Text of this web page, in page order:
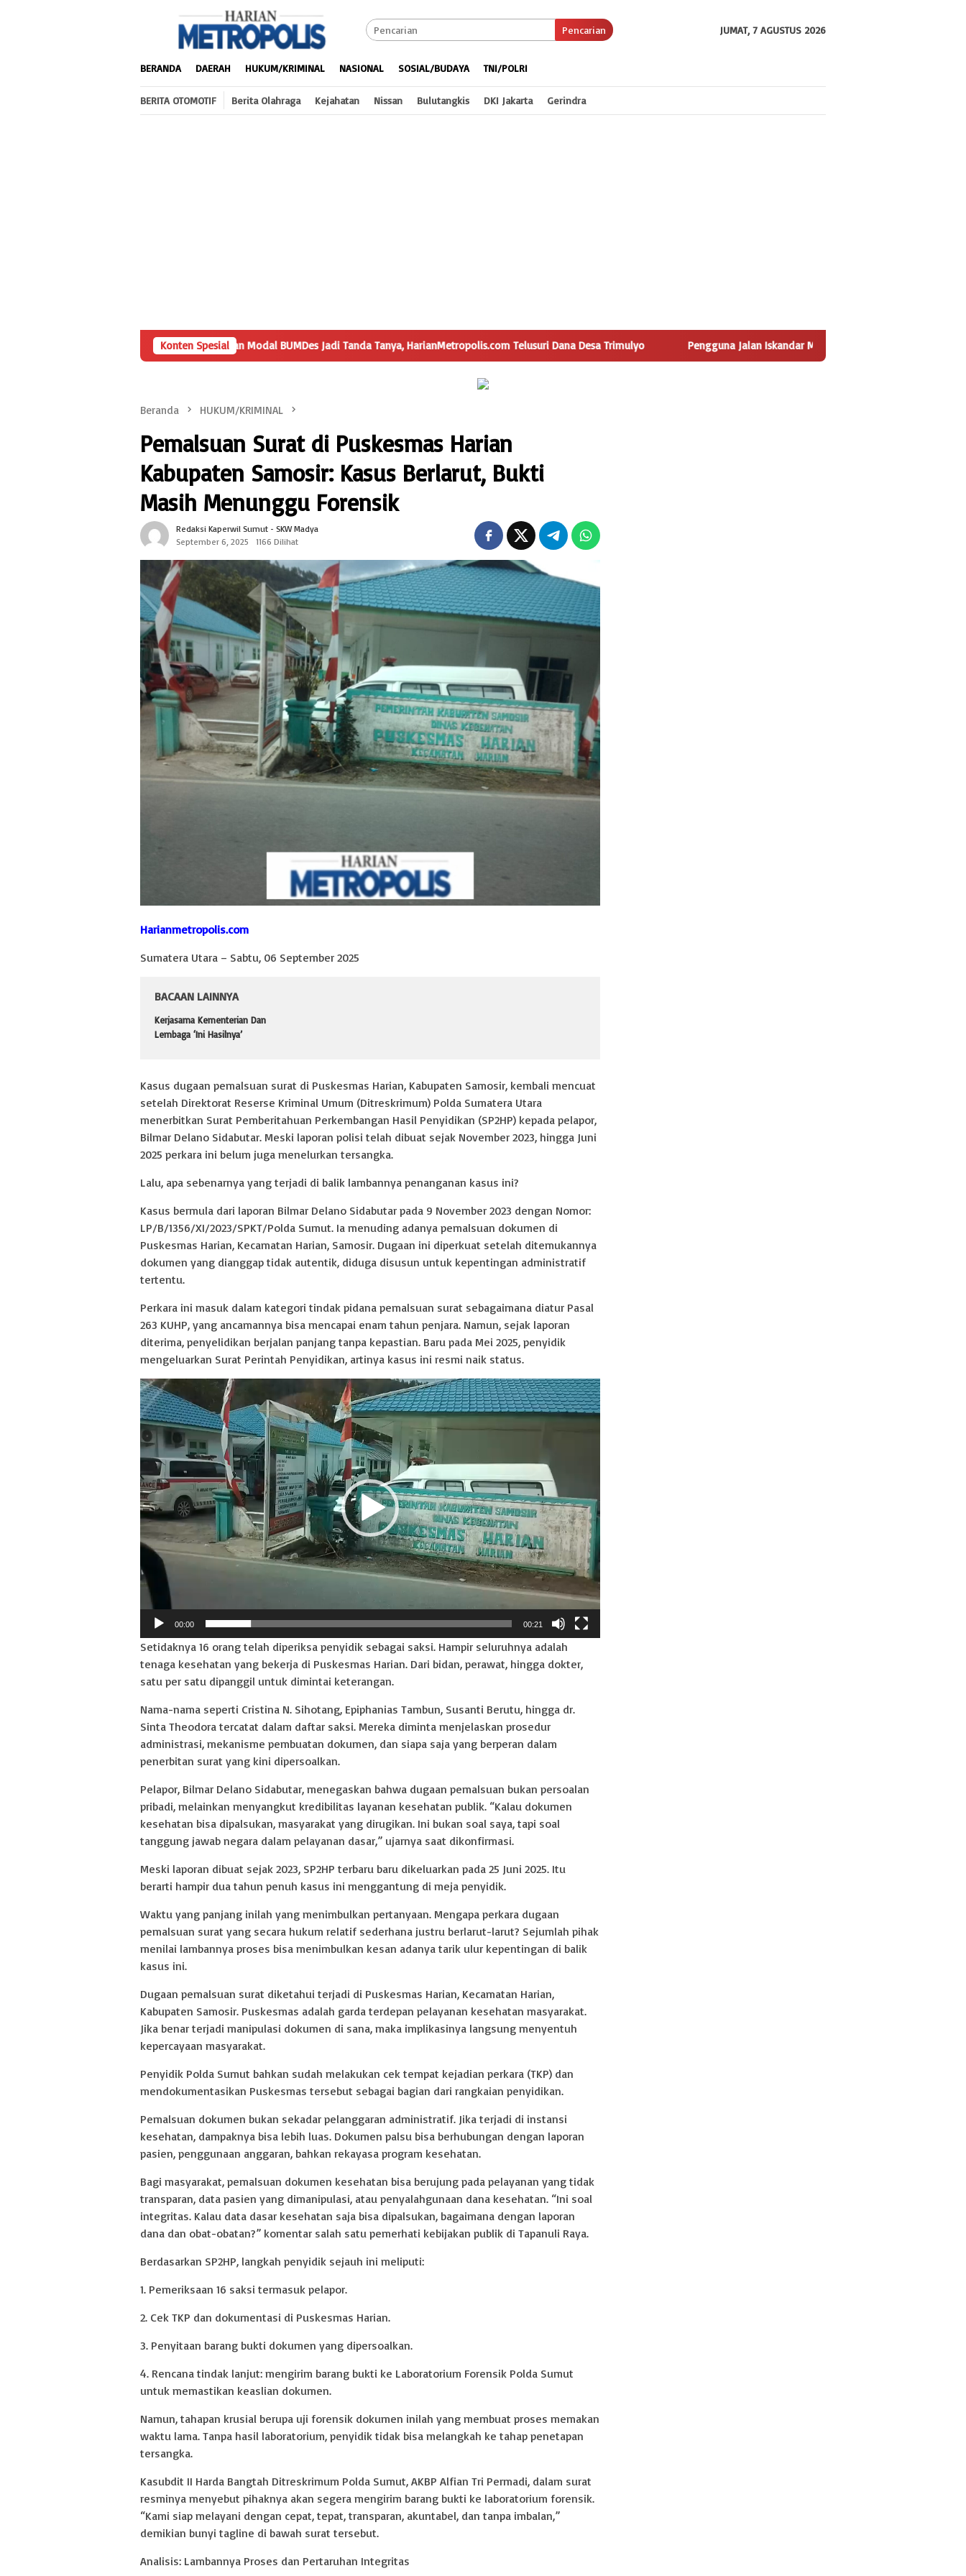
Pencarian JUMAT, 7 AGUSTUS 2026
BERANDA DAERAH HUKUM/KRIMINAL NASIONAL SOSIAL/BUDAYA TNI/POLRI
BERITA OTOMOTIF Berita Olahraga Kejahatan Nissan Bulutangkis DKI Jakarta Gerindra
Konten Spesial
Angka Penyertaan Modal BUMDes Jadi Tanda Tanya, HarianMetropolis.com Telusuri Dana Desa Trimulyo Pengguna Jalan Iskandar Muda Sambut Positif Pembangunan Tempat
Beranda HUKUM/KRIMINAL
Pemalsuan Surat di Puskesmas Harian
Kabupaten Samosir: Kasus Berlarut, Bukti
Masih Menunggu Forensik
Redaksi Kaperwil Sumut - SKW Madya
September 6, 2025
1166 Dilihat
Harianmetropolis.com
Sumatera Utara – Sabtu, 06 September 2025
BACAAN LAINNYA
Kerjasama Kementerian Dan
Lembaga ‘Ini Hasilnya’
Kasus dugaan pemalsuan surat di Puskesmas Harian, Kabupaten Samosir, kembali mencuat
setelah Direktorat Reserse Kriminal Umum (Ditreskrimum) Polda Sumatera Utara
menerbitkan Surat Pemberitahuan Perkembangan Hasil Penyidikan (SP2HP) kepada pelapor,
Bilmar Delano Sidabutar. Meski laporan polisi telah dibuat sejak November 2023, hingga Juni
2025 perkara ini belum juga menelurkan tersangka.
Lalu, apa sebenarnya yang terjadi di balik lambannya penanganan kasus ini?
Kasus bermula dari laporan Bilmar Delano Sidabutar pada 9 November 2023 dengan Nomor:
LP/B/1356/XI/2023/SPKT/Polda Sumut. Ia menuding adanya pemalsuan dokumen di
Puskesmas Harian, Kecamatan Harian, Samosir. Dugaan ini diperkuat setelah ditemukannya
dokumen yang dianggap tidak autentik, diduga disusun untuk kepentingan administratif
tertentu.
Perkara ini masuk dalam kategori tindak pidana pemalsuan surat sebagaimana diatur Pasal
263 KUHP, yang ancamannya bisa mencapai enam tahun penjara. Namun, sejak laporan
diterima, penyelidikan berjalan panjang tanpa kepastian. Baru pada Mei 2025, penyidik
mengeluarkan Surat Perintah Penyidikan, artinya kasus ini resmi naik status.
Pemutar
Video
00:00 00:21
Setidaknya 16 orang telah diperiksa penyidik sebagai saksi. Hampir seluruhnya adalah
tenaga kesehatan yang bekerja di Puskesmas Harian. Dari bidan, perawat, hingga dokter,
satu per satu dipanggil untuk dimintai keterangan.
Nama-nama seperti Cristina N. Sihotang, Epiphanias Tambun, Susanti Berutu, hingga dr.
Sinta Theodora tercatat dalam daftar saksi. Mereka diminta menjelaskan prosedur
administrasi, mekanisme pembuatan dokumen, dan siapa saja yang berperan dalam
penerbitan surat yang kini dipersoalkan.
Pelapor, Bilmar Delano Sidabutar, menegaskan bahwa dugaan pemalsuan bukan persoalan
pribadi, melainkan menyangkut kredibilitas layanan kesehatan publik. “Kalau dokumen
kesehatan bisa dipalsukan, masyarakat yang dirugikan. Ini bukan soal saya, tapi soal
tanggung jawab negara dalam pelayanan dasar,” ujarnya saat dikonfirmasi.
Meski laporan dibuat sejak 2023, SP2HP terbaru baru dikeluarkan pada 25 Juni 2025. Itu
berarti hampir dua tahun penuh kasus ini menggantung di meja penyidik.
Waktu yang panjang inilah yang menimbulkan pertanyaan. Mengapa perkara dugaan
pemalsuan surat yang secara hukum relatif sederhana justru berlarut-larut? Sejumlah pihak
menilai lambannya proses bisa menimbulkan kesan adanya tarik ulur kepentingan di balik
kasus ini.
Dugaan pemalsuan surat diketahui terjadi di Puskesmas Harian, Kecamatan Harian,
Kabupaten Samosir. Puskesmas adalah garda terdepan pelayanan kesehatan masyarakat.
Jika benar terjadi manipulasi dokumen di sana, maka implikasinya langsung menyentuh
kepercayaan masyarakat.
Penyidik Polda Sumut bahkan sudah melakukan cek tempat kejadian perkara (TKP) dan
mendokumentasikan Puskesmas tersebut sebagai bagian dari rangkaian penyidikan.
Pemalsuan dokumen bukan sekadar pelanggaran administratif. Jika terjadi di instansi
kesehatan, dampaknya bisa lebih luas. Dokumen palsu bisa berhubungan dengan laporan
pasien, penggunaan anggaran, bahkan rekayasa program kesehatan.
Bagi masyarakat, pemalsuan dokumen kesehatan bisa berujung pada pelayanan yang tidak
transparan, data pasien yang dimanipulasi, atau penyalahgunaan dana kesehatan. “Ini soal
integritas. Kalau data dasar kesehatan saja bisa dipalsukan, bagaimana dengan laporan
dana dan obat-obatan?” komentar salah satu pemerhati kebijakan publik di Tapanuli Raya.
Berdasarkan SP2HP, langkah penyidik sejauh ini meliputi:
1. Pemeriksaan 16 saksi termasuk pelapor.
2. Cek TKP dan dokumentasi di Puskesmas Harian.
3. Penyitaan barang bukti dokumen yang dipersoalkan.
4. Rencana tindak lanjut: mengirim barang bukti ke Laboratorium Forensik Polda Sumut
untuk memastikan keaslian dokumen.
Namun, tahapan krusial berupa uji forensik dokumen inilah yang membuat proses memakan
waktu lama. Tanpa hasil laboratorium, penyidik tidak bisa melangkah ke tahap penetapan
tersangka.
Kasubdit II Harda Bangtah Ditreskrimum Polda Sumut, AKBP Alfian Tri Permadi, dalam surat
resminya menyebut pihaknya akan segera mengirim barang bukti ke laboratorium forensik.
“Kami siap melayani dengan cepat, tepat, transparan, akuntabel, dan tanpa imbalan,”
demikian bunyi tagline di bawah surat tersebut.
Analisis: Lambannya Proses dan Pertaruhan Integritas